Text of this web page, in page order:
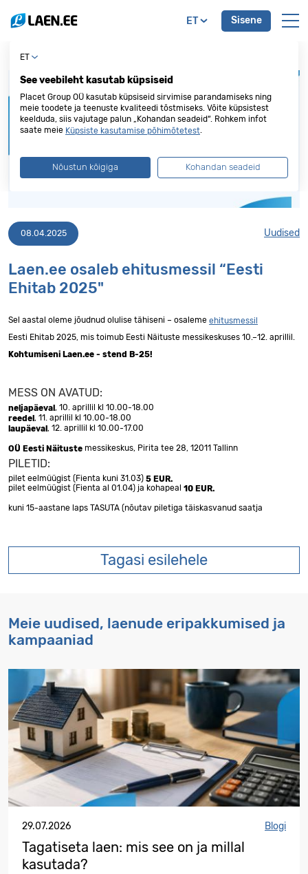
ET Sisene
08.04.2025 Uudised
Laen.ee osaleb ehitusmessil “Eesti
Ehitab 2025"
Sel aastal oleme jõudnud olulise tähiseni – osaleme ehitusmessil
Eesti Ehitab 2025, mis toimub Eesti Näituste messikeskuses 10.–12. aprillil.
Kohtumiseni Laen.ee - stend B-25!
MESS ON AVATUD:
neljapäeval, 10. aprillil kl 10.00-18.00
reedel, 11. aprillil kl 10.00-18.00
laupäeval, 12. aprillil kl 10.00-17.00
OÜ Eesti Näituste messikeskus, Pirita tee 28, 12011 Tallinn
PILETID:
pilet eelmüügist (Fienta kuni 31.03) 5 EUR.
pilet eelmüügist (Fienta al 01.04) ja kohapeal 10 EUR.
kuni 15-aastane laps TASUTA (nõutav piletiga täiskasvanud saatja
Tagasi esilehele
Meie uudised, laenude eripakkumised ja
kampaaniad
29.07.2026 Blogi
Tagatiseta laen: mis see on ja millal
kasutada?
ET
See veebileht kasutab küpsiseid
Placet Group OÜ kasutab küpsiseid sirvimise parandamiseks ning
meie toodete ja teenuste kvaliteedi tõstmiseks. Võite küpsistest
keelduda, siis vajutage palun „Kohandan seadeid“. Rohkem infot
saate meie Küpsiste kasutamise põhimõtetest.
Nõustun kõigiga Kohandan seadeid